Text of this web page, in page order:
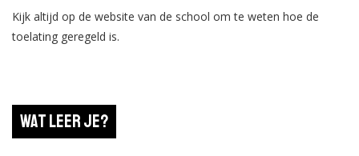
Kijk altijd op de website van de school om te weten hoe de
toelating geregeld is.
Wat leer je?